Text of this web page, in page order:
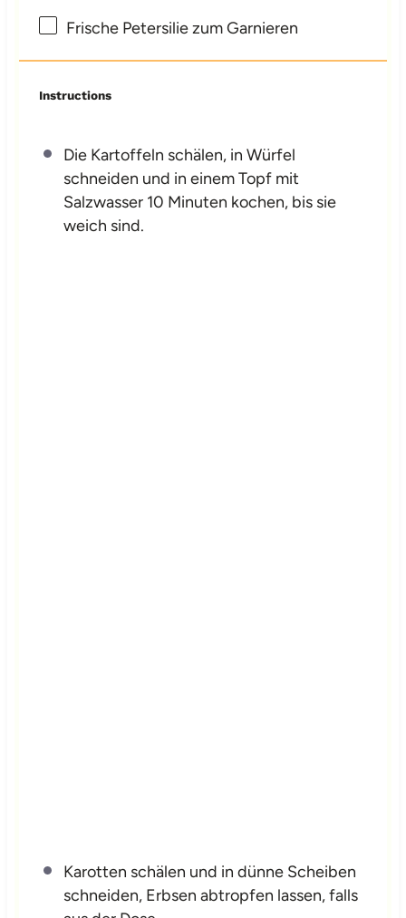
Frische Petersilie zum Garnieren
Instructions
Die Kartoffeln schälen, in Würfel
schneiden und in einem Topf mit
Salzwasser 10 Minuten kochen, bis sie
weich sind.
Karotten schälen und in dünne Scheiben
schneiden, Erbsen abtropfen lassen, falls